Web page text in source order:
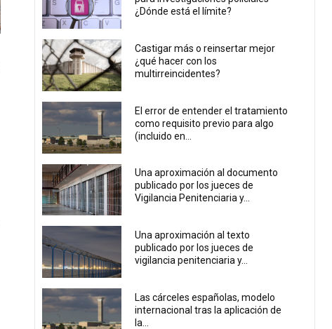
¿Dónde está el límite?
Castigar más o reinsertar mejor
¿qué hacer con los
multirreincidentes?
El error de entender el tratamiento
como requisito previo para algo
(incluido en...
Una aproximación al documento
publicado por los jueces de
Vigilancia Penitenciaria y...
Una aproximación al texto
publicado por los jueces de
vigilancia penitenciaria y...
Las cárceles españolas, modelo
internacional tras la aplicación de
la...